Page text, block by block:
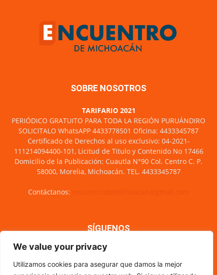
We value your privacy
Utilizamos cookies para asegurar que damos la mejor
SOBRE NOSOTROS
TARIFARIO 2021
PERIÓDICO GRATUITO PARA TODA LA REGIÓN PURUÁNDIRO
SOLICITALO WhatsAPP 4433778501 Oficina: 4433345787
Certificado de Derechos al uso exclusivo: 04-2021-
111214094400-101, Licitud de Titulo y Contenido No 17466
Domicilio de la Publicación: Cuautla N°90 Col. Centro C. P.
58000, Morelia, Michoacán. TEL. 4433345787
Contáctanos:
SÍGUENOS